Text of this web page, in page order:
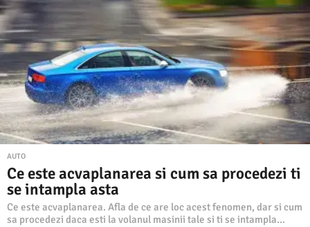
3
.
2
0
2
6
AUTO
Ce este acvaplanarea si cum sa procedezi ti
se intampla asta
Ce este acvaplanarea. Afla de ce are loc acest fenomen, dar si cum
sa procedezi daca esti la volanul masinii tale si ti se intampla...